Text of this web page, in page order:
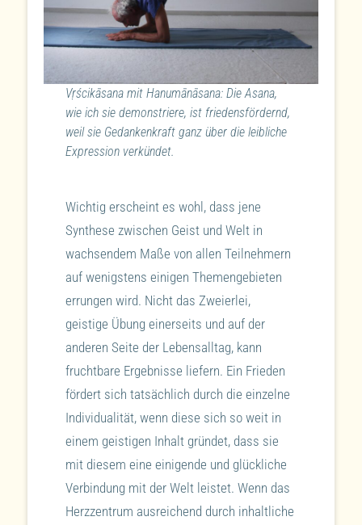
Vṛścikāsana mit Hanumānāsana: Die Asana,
wie ich sie demonstriere, ist friedensfördernd,
weil sie Gedankenkraft ganz über die leibliche
Expression verkündet.
Wichtig erscheint es wohl, dass jene
Synthese zwischen Geist und Welt in
wachsendem Maße von allen Teilnehmern
auf wenigstens einigen Themengebieten
errungen wird. Nicht das Zweierlei,
geistige Übung einerseits und auf der
anderen Seite der Lebensalltag, kann
fruchtbare Ergebnisse liefern. Ein Frieden
fördert sich tatsächlich durch die einzelne
Individualität, wenn diese sich so weit in
einem geistigen Inhalt gründet, dass sie
mit diesem eine einigende und glückliche
Verbindung mit der Welt leistet. Wenn das
Herzzentrum ausreichend durch inhaltliche